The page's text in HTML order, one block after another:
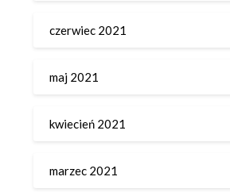
czerwiec 2021
maj 2021
kwiecień 2021
marzec 2021